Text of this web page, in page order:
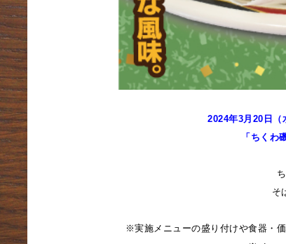
2024年3月20日（
「ちくわ
そ
※実施メニューの盛り付けや食器・